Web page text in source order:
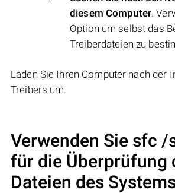
diesem Computer.
Option um selbst das
Treiberdateien zu
Laden Sie Ihren Computer nach der
Treibers um.
Verwenden Sie sfc /
für die Überprüfung
Dateien des